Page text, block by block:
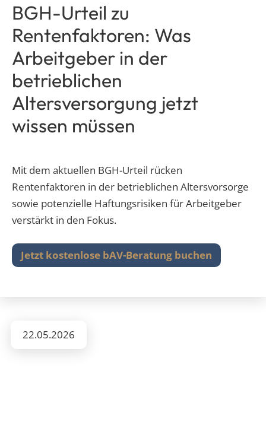
BGH-Urteil zu
Rentenfaktoren: Was
Arbeitgeber in der
betrieblichen
Altersversorgung jetzt
wissen müssen
Mit dem aktuellen BGH-Urteil rücken
Rentenfaktoren in der betrieblichen Altersvorsorge
sowie potenzielle Haftungsrisiken für Arbeitgeber
verstärkt in den Fokus.
Jetzt kostenlose bAV-Beratung buchen
22.05.2026